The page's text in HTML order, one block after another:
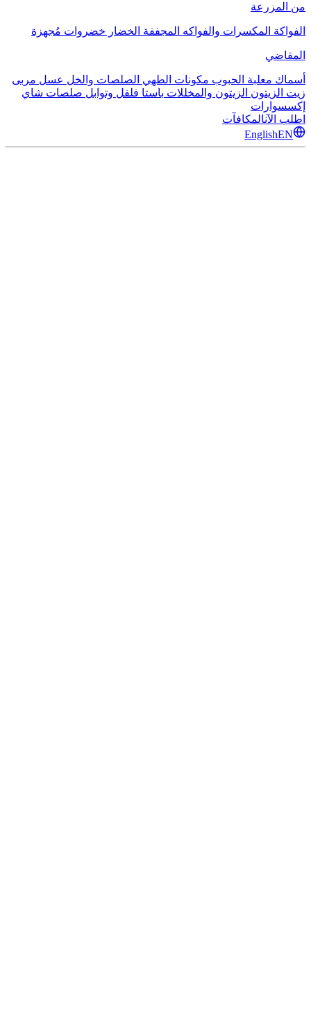
من المزرعة
الفواكة المكسرات والفواكه المجففة الخضار خضروات مُجهزة
المقاضي
أسماك معلبة الحبوب مكونات الطهي الصلصات والخل عسل مربى
زيت الزيتون الزيتون والمخللات باستا فلفل وتوابل صلصات شاي
إكسسوارات
اطلب الآنالمكافآت
EnglishEN